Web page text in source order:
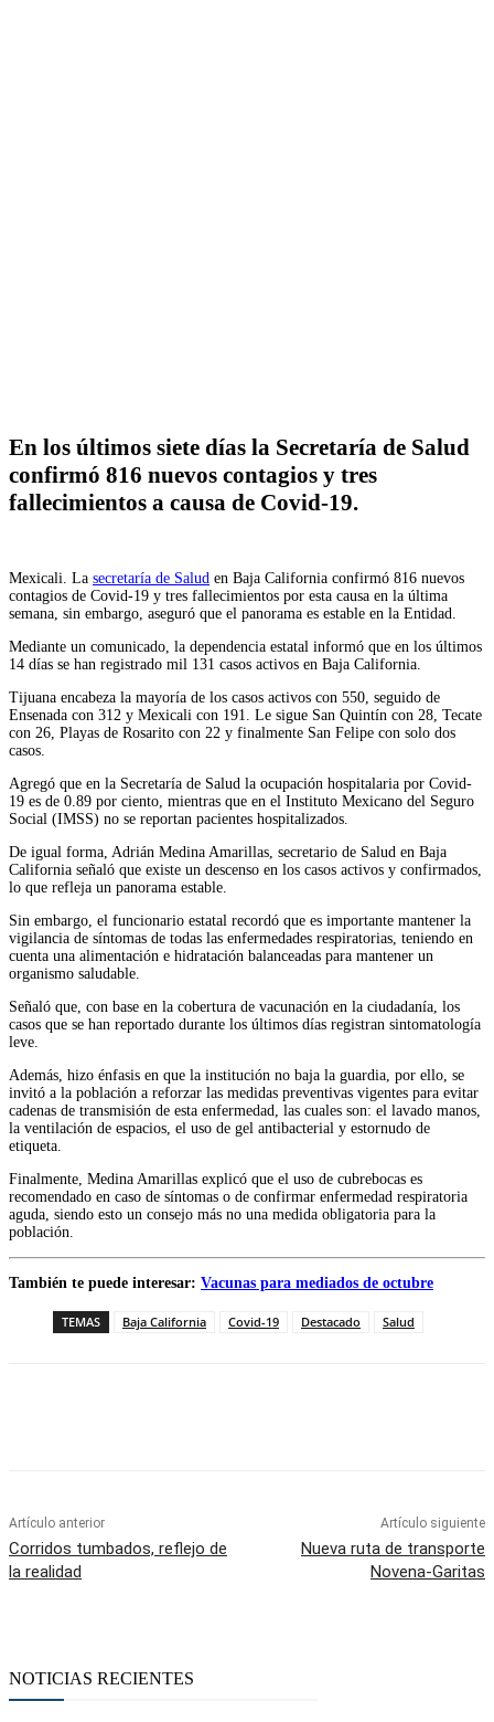
En los últimos siete días la Secretaría de Salud
confirmó 816 nuevos contagios y tres
fallecimientos a causa de Covid-19.
Mexicali. La secretaría de Salud en Baja California confirmó 816 nuevos
contagios de Covid-19 y tres fallecimientos por esta causa en la última
semana, sin embargo, aseguró que el panorama es estable en la Entidad.
Mediante un comunicado, la dependencia estatal informó que en los últimos
14 días se han registrado mil 131 casos activos en Baja California.
Tijuana encabeza la mayoría de los casos activos con 550, seguido de
Ensenada con 312 y Mexicali con 191. Le sigue San Quintín con 28, Tecate
con 26, Playas de Rosarito con 22 y finalmente San Felipe con solo dos
casos.
Agregó que en la Secretaría de Salud la ocupación hospitalaria por Covid-
19 es de 0.89 por ciento, mientras que en el Instituto Mexicano del Seguro
Social (IMSS) no se reportan pacientes hospitalizados.
De igual forma, Adrián Medina Amarillas, secretario de Salud en Baja
California señaló que existe un descenso en los casos activos y confirmados,
lo que refleja un panorama estable.
Sin embargo, el funcionario estatal recordó que es importante mantener la
vigilancia de síntomas de todas las enfermedades respiratorias, teniendo en
cuenta una alimentación e hidratación balanceadas para mantener un
organismo saludable.
Señaló que, con base en la cobertura de vacunación en la ciudadanía, los
casos que se han reportado durante los últimos días registran sintomatología
leve.
Además, hizo énfasis en que la institución no baja la guardia, por ello, se
invitó a la población a reforzar las medidas preventivas vigentes para evitar
cadenas de transmisión de esta enfermedad, las cuales son: el lavado manos,
la ventilación de espacios, el uso de gel antibacterial y estornudo de
etiqueta.
Finalmente, Medina Amarillas explicó que el uso de cubrebocas es
recomendado en caso de síntomas o de confirmar enfermedad respiratoria
aguda, siendo esto un consejo más no una medida obligatoria para la
población.
También te puede interesar: Vacunas para mediados de octubre
TEMAS Baja California Covid-19 Destacado Salud
Artículo anterior
Corridos tumbados, reflejo de
la realidad
Artículo siguiente
Nueva ruta de transporte
Novena-Garitas
NOTICIAS RECIENTES